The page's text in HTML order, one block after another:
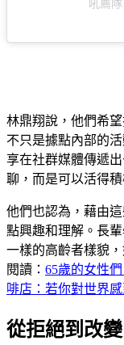
吼薦
林鼎翔說，他們希
不只是據點內部的
享在社群媒體傳遞
聊，而是可以活得積
他們也認為，藉由
點興趣和理解。長
一樣的高齡者樣貌
閱讀： 65歲的女性
啡店：若你對世界
從拒絕到改